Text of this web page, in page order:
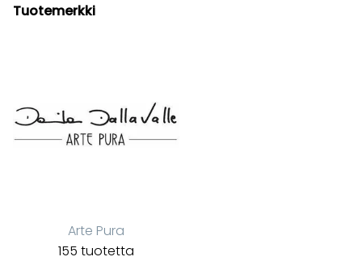
Tuotemerkki
Arte Pura
155 tuotetta